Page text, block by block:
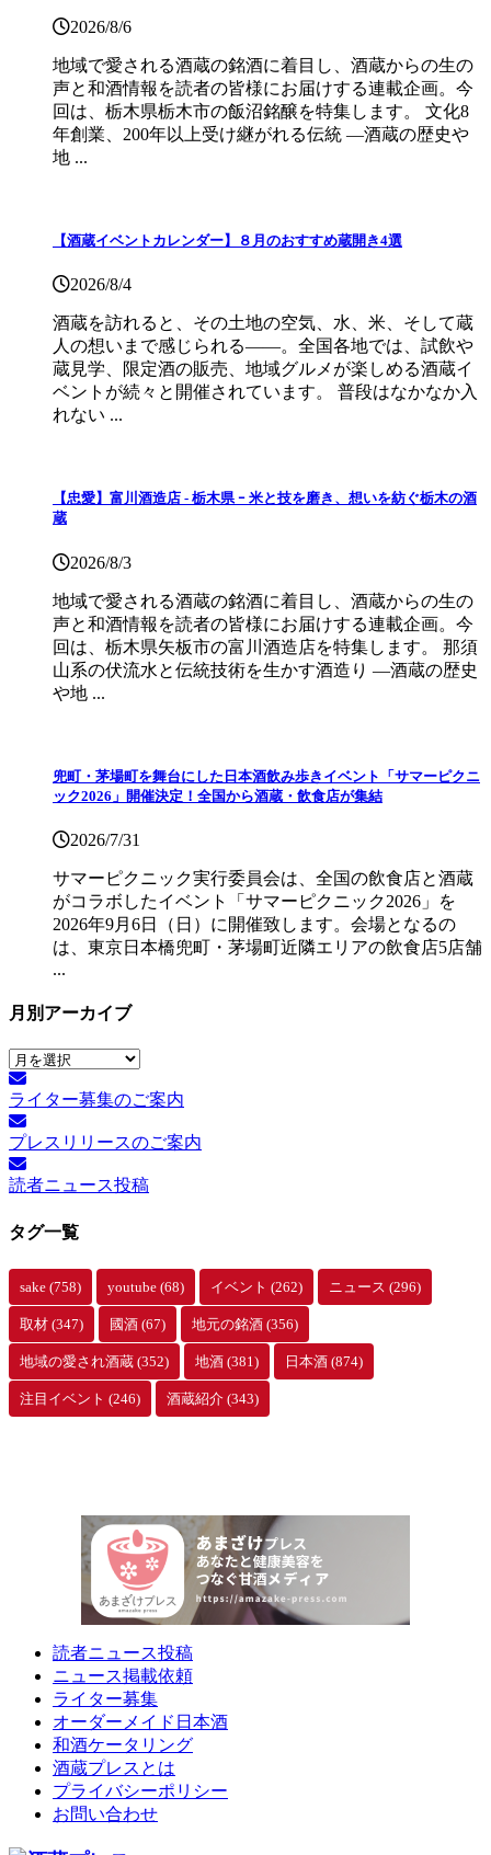
2026/8/6
地域で愛される酒蔵の銘酒に着目し、酒蔵からの生の
声と和酒情報を読者の皆様にお届けする連載企画。今
回は、栃木県栃木市の飯沼銘醸を特集します。 文化8
年創業、200年以上受け継がれる伝統 ―酒蔵の歴史や
地 ...
【酒蔵イベントカレンダー】８月のおすすめ蔵開き4選
2026/8/4
酒蔵を訪れると、その土地の空気、水、米、そして蔵
人の想いまで感じられる——。全国各地では、試飲や
蔵見学、限定酒の販売、地域グルメが楽しめる酒蔵イ
ベントが続々と開催されています。 普段はなかなか入
れない ...
【忠愛】富川酒造店 ‐ 栃木県 ｰ 米と技を磨き、想いを紡ぐ栃木の酒
蔵
2026/8/3
地域で愛される酒蔵の銘酒に着目し、酒蔵からの生の
声と和酒情報を読者の皆様にお届けする連載企画。今
回は、栃木県矢板市の富川酒造店を特集します。 那須
山系の伏流水と伝統技術を生かす酒造り ―酒蔵の歴史
や地 ...
兜町・茅場町を舞台にした日本酒飲み歩きイベント「サマーピクニ
ック2026」開催決定！全国から酒蔵・飲食店が集結
2026/7/31
サマーピクニック実⾏委員会は、全国の飲⾷店と酒蔵
がコラボしたイベント「サマーピクニック2026」を
2026年9月6日（日）に開催致します。会場となるの
は、東京日本橋兜町・茅場町近隣エリアの飲食店5店舗
...
月別アーカイブ
月
別
ア
ー
カ
イ
ブ
ライター募集のご案内
プレスリリースのご案内
読者ニュース投稿
タグ一覧
sake (758) youtube (68) イベント (262) ニュース (296)
取材 (347) 國酒 (67) 地元の銘酒 (356)
地域の愛され酒蔵 (352) 地酒 (381) 日本酒 (874)
注目イベント (246) 酒蔵紹介 (343)
読者ニュース投稿
ニュース掲載依頼
ライター募集
オーダーメイド日本酒
和酒ケータリング
酒蔵プレスとは
プライバシーポリシー
お問い合わせ